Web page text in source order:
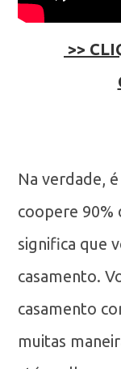
>>
Na verdade,
coopere 90%
significa que
casamento.
casamento
muitas